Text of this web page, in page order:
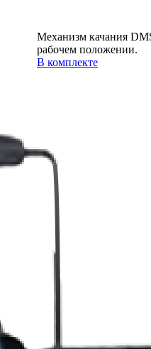
Механизм качания
рабочем положении.
В комплекте